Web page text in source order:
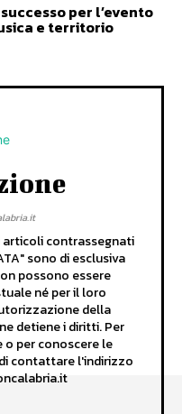
per l’evento
e territorio
articoli contrassegnati
sono di esclusiva
possono essere
né per il loro
della
detiene i diritti. Per
per conoscere le
contattare l'indirizzo